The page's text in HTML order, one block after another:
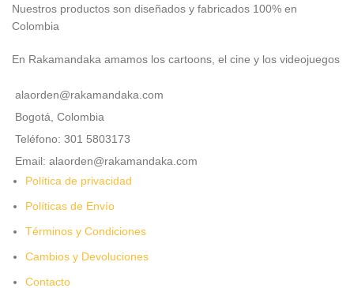
Nuestros productos son diseñados y fabricados 100% en
Colombia
En Rakamandaka amamos los cartoons, el cine y los videojuegos
alaorden@rakamandaka.com
Bogotá, Colombia
Teléfono: 301 5803173
Email: alaorden@rakamandaka.com
Política de privacidad
Políticas de Envío
Términos y Condiciones
Cambios y Devoluciones
Contacto